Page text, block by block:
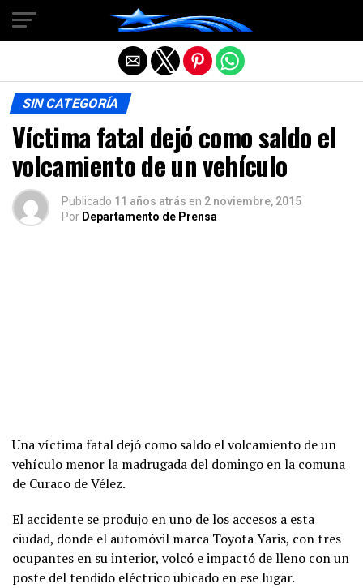
SIN CATEGORÍA
Víctima fatal dejó como saldo el
volcamiento de un vehículo
Publicado 11 años atrás en 2 noviembre, 2015
Por Departamento de Prensa
Una víctima fatal dejó como saldo el volcamiento de un
vehículo menor la madrugada del domingo en la comuna
de Curaco de Vélez.
El accidente se produjo en uno de los accesos a esta
ciudad, donde el automóvil marca Toyota Yaris, con tres
ocupantes en su interior, volcó e impactó de lleno con un
poste del tendido eléctrico ubicado en ese lugar.
Salir de la versión móvil